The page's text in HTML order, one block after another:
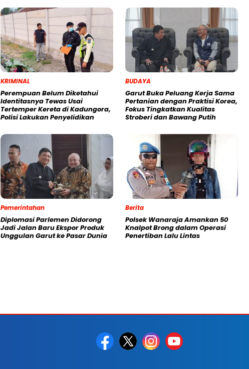
KRIMINAL
Perempuan Belum Diketahui
Identitasnya Tewas Usai
Tertemper Kereta di Kadungora,
Polisi Lakukan Penyelidikan
BUDAYA
Garut Buka Peluang Kerja Sama
Pertanian dengan Praktisi Korea,
Fokus Tingkatkan Kualitas
Stroberi dan Bawang Putih
Pemerintahan
Diplomasi Parlemen Didorong
Jadi Jalan Baru Ekspor Produk
Unggulan Garut ke Pasar Dunia
Berita
Polsek Wanaraja Amankan 50
Knalpot Brong dalam Operasi
Penertiban Lalu Lintas